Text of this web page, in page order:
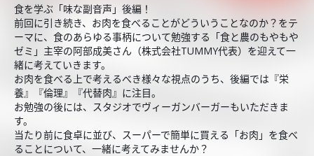
食を学ぶ「味な副音声」後編！
前回に引き続き、お肉を食べることがどういうことなのか？をテ
ーマに、食のあらゆる事柄について勉強する「食と農のもやもや
ゼミ」主宰の阿部成美さん（株式会社TUMMY代表）を迎えて一
緒に考えていきます。
お肉を食べる上で考えるべき様々な視点のうち、後編では『栄
養』『倫理』『代替肉』に注目。
お勉強の後には、スタジオでヴィーガンバーガーもいただきま
す。
当たり前に食卓に並び、スーパーで簡単に買える「お肉」を食べ
ることについて、一緒に考えてみませんか？